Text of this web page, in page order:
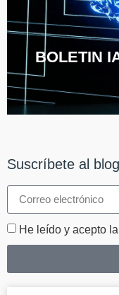
BOLETIN
Suscríbete al blog
He leído y acepto la